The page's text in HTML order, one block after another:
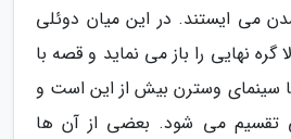
می ایستند. در این میان دوئلی
گره نهایی را باز می نماید و قصه با
سینمای وسترن بیش از این است و
تقسیم می شود. بعضی از آن ها